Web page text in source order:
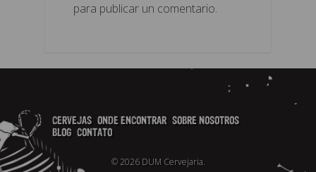
para publicar un comentario.
CERVEJAS ONDE ENCONTRAR
SOBRE NOSOTROS
BLOG
CONTATO
© 2026 DUM Cervejaria.